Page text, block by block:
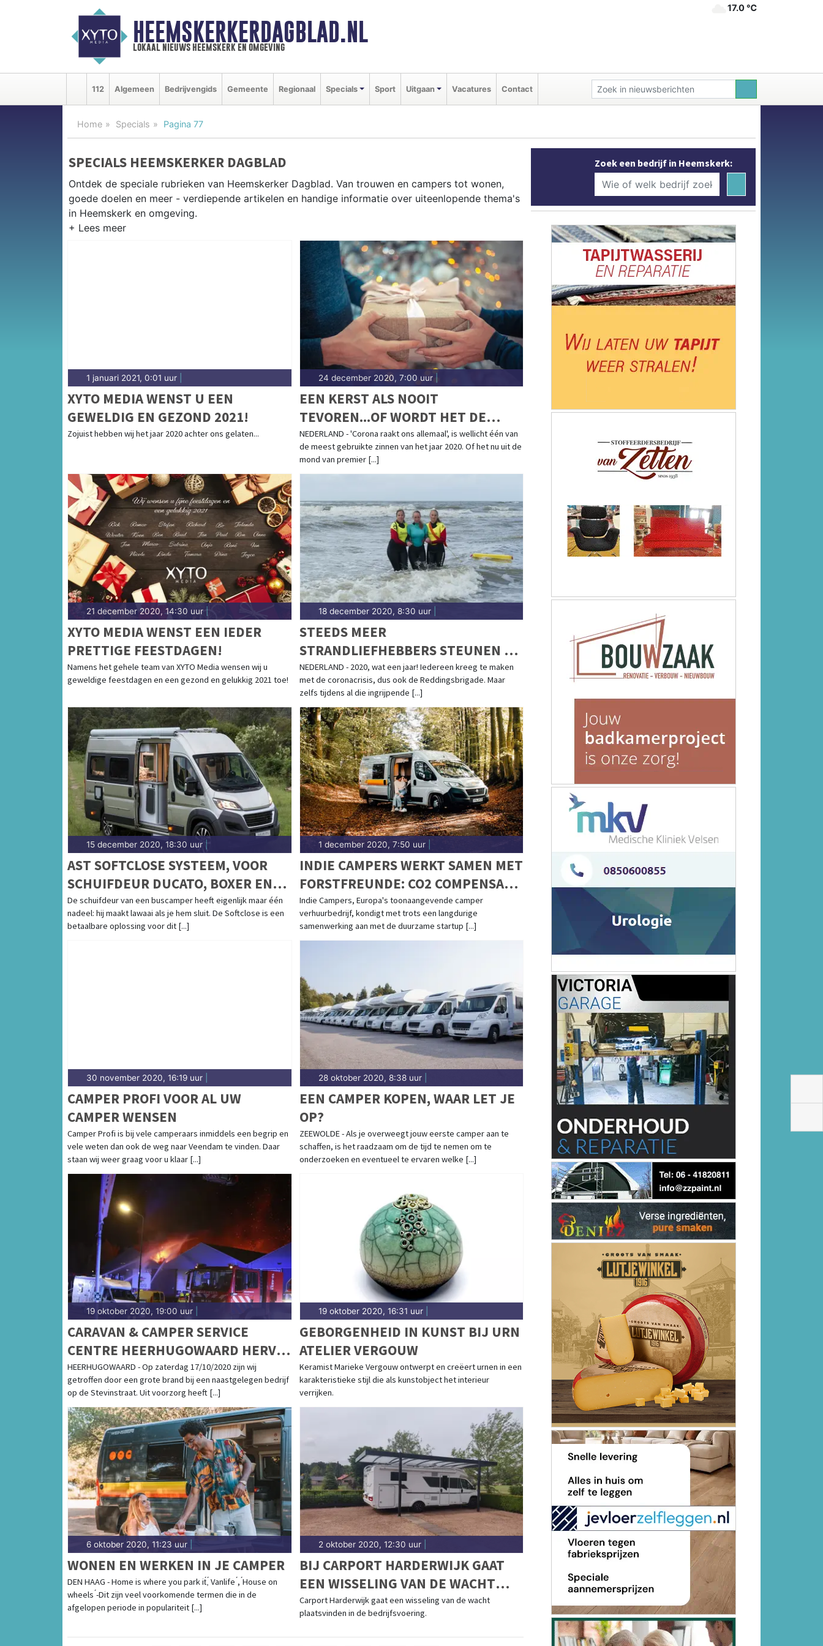
HEEMSKERKERDAGBLAD.NL
lokaal nieuws heemskerk en omgeving
17.0 ℃
112 Algemeen Bedrijvengids Gemeente Regionaal Specials Sport Uitgaan Vacatures Contact
Home Specials Pagina 77
SPECIALS HEEMSKERKER DAGBLAD
Ontdek de speciale rubrieken van Heemskerker Dagblad. Van trouwen en campers tot wonen,
goede doelen en meer - verdiepende artikelen en handige informatie over uiteenlopende thema's
in Heemskerk en omgeving.
1 januari 2021, 0:01 uur
XYTO MEDIA WENST U EEN
GEWELDIG EN GEZOND 2021!
Zojuist hebben wij het jaar 2020 achter ons gelaten...
24 december 2020, 7:00 uur|
EEN KERST ALS NOOIT
TEVOREN...OF WORDT HET DE
MEEST GEDENKWAARDIGE KERST
OOIT?
NEDERLAND - 'Corona raakt ons allemaal', is wellicht één van
de meest gebruikte zinnen van het jaar 2020. Of het nu uit de
mond van premier [...]
21 december 2020, 14:30 uur
XYTO MEDIA WENST EEN IEDER
PRETTIGE FEESTDAGEN!
Namens het gehele team van XYTO Media wensen wij u
geweldige feestdagen en een gezond en gelukkig 2021 toe!
18 december 2020, 8:30 uur|
STEEDS MEER
STRANDLIEFHEBBERS STEUNEN DE
REDDINGSBRIGADE
NEDERLAND - 2020, wat een jaar! Iedereen kreeg te maken
met de coronacrisis, dus ook de Reddingsbrigade. Maar
zelfs tijdens al die ingrijpende [...]
15 december 2020, 18:30 uur
AST SOFTCLOSE SYSTEEM, VOOR
SCHUIFDEUR DUCATO, BOXER EN
JUMPER >2006
De schuifdeur van een buscamper heeft eigenlijk maar één
nadeel: hij maakt lawaai als je hem sluit. De Softclose is een
betaalbare oplossing voor dit [...]
1 december 2020, 7:50 uur|
INDIE CAMPERS WERKT SAMEN MET
FORSTFREUNDE: CO2 COMPENSATIE
VOOR JE ROADTRIP DOOR HET
PLANTEN VAN BOMEN
Indie Campers, Europa's toonaangevende camper
verhuurbedrijf, kondigt met trots een langdurige
samenwerking aan met de duurzame startup [...]
30 november 2020, 16:19 uur
CAMPER PROFI VOOR AL UW
CAMPER WENSEN
Camper Profi is bij vele camperaars inmiddels een begrip en
vele weten dan ook de weg naar Veendam te vinden. Daar
staan wij weer graag voor u klaar [...]
28 oktober 2020, 8:38 uur|
EEN CAMPER KOPEN, WAAR LET JE
OP?
ZEEWOLDE - Als je overweegt jouw eerste camper aan te
schaffen, is het raadzaam om de tijd te nemen om te
onderzoeken en eventueel te ervaren welke [...]
19 oktober 2020, 19:00 uur
CARAVAN & CAMPER SERVICE
CENTRE HEERHUGOWAARD HERVAT
WERKZAAMHEDEN NA BRAND
HEERHUGOWAARD - Op zaterdag 17/10/2020 zijn wij
getroffen door een grote brand bij een naastgelegen bedrijf
op de Stevinstraat. Uit voorzorg heeft [...]
19 oktober 2020, 16:31 uur|
GEBORGENHEID IN KUNST BIJ URN
ATELIER VERGOUW
Keramist Marieke Vergouw ontwerpt en creëert urnen in een
karakteristieke stijl die als kunstobject het interieur
verrijken.
6 oktober 2020, 11:23 uur
WONEN EN WERKEN IN JE CAMPER
DEN HAAG - Home is where you park it́,́ Vanlife ́, ́House on
wheels ́-Dit zijn veel voorkomende termen die in de
afgelopen periode in populariteit [...]
2 oktober 2020, 12:30 uur|
BIJ CARPORT HARDERWIJK GAAT
EEN WISSELING VAN DE WACHT
PLAATSVINDEN IN DE
BEDRIJFSVOERING
Carport Harderwijk gaat een wisseling van de wacht
plaatsvinden in de bedrijfsvoering.
Zoek een bedrijf in Heemskerk: